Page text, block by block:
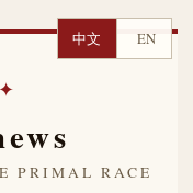
中文 EN
PRIMAL RACE